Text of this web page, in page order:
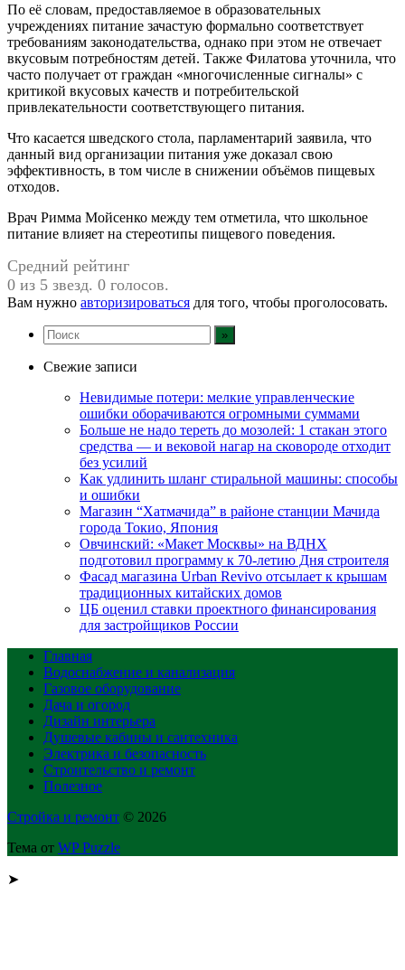
По её словам, предоставляемое в образовательных
учреждениях питание зачастую формально соответствует
требованиям законодательства, однако при этом не отвечает
вкусовым потребностям детей. Также Филатова уточнила, что
часто получает от граждан «многочисленные сигналы» с
критикой вкусовых качеств и потребительской
привлекательности соответствующего питания.
Что касается шведского стола, парламентарий заявила, что
данный вид организации питания уже доказал свою
эффективность, в том числе в снижении объёмов пищевых
отходов.
Врач Римма Мойсенко между тем отметила, что школьное
питание влияет на стереотипы пищевого поведения.
Средний рейтинг
0 из 5 звезд. 0 голосов.
Вам нужно авторизироваться для того, чтобы проголосовать.
Свежие записи
Невидимые потери: мелкие управленческие
ошибки оборачиваются огромными суммами
Больше не надо тереть до мозолей: 1 стакан этого
средства — и вековой нагар на сковороде отходит
без усилий
Как удлинить шланг стиральной машины: способы
и ошибки
Магазин “Хатмачида” в районе станции Мачида
города Токио, Япония
Овчинский: «Макет Москвы» на ВДНХ
подготовил программу к 70-летию Дня строителя
Фасад магазина Urban Revivo отсылает к крышам
традиционных китайских домов
ЦБ оценил ставки проектного финансирования
для застройщиков России
Главная
Водоснабжение и канализация
Газовое оборудование
Дача и огород
Дизайн интерьера
Душевые кабины и сантехника
Электрика и безопасность
Строительство и ремонт
Полезное
Стройка и ремонт © 2026
Тема от WP Puzzle
➤